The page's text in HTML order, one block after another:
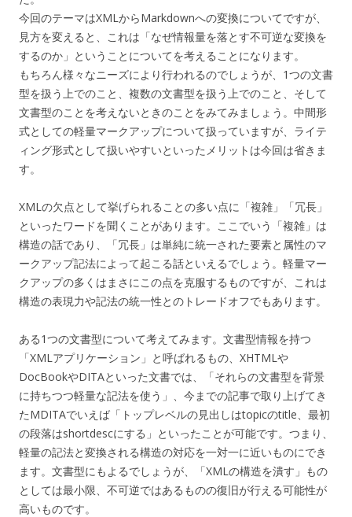
今回のテーマはXMLからMarkdownへの変換についてですが、
見方を変えると、これは「なぜ情報量を落とす不可逆な変換を
するのか」ということについてを考えることになります。
もちろん様々なニーズにより行われるのでしょうが、1つの文書
型を扱う上でのこと、複数の文書型を扱う上でのこと、そして
文書型のことを考えないときのことをみてみましょう。中間形
式としての軽量マークアップについて扱っていますが、ライテ
ィング形式として扱いやすいといったメリットは今回は省きま
す。
XMLの欠点として挙げられることの多い点に「複雑」「冗長」
といったワードを聞くことがあります。ここでいう「複雑」は
構造の話であり、「冗長」は単純に統一された要素と属性のマ
ークアップ記法によって起こる話といえるでしょう。軽量マー
クアップの多くはまさにこの点を克服するものですが、これは
構造の表現力や記法の統一性とのトレードオフでもあります。
ある1つの文書型について考えてみます。文書型情報を持つ
「XMLアプリケーション」と呼ばれるもの、XHTMLや
DocBookやDITAといった文書では、「それらの文書型を背景
に持ちつつ軽量な記法を使う」、今までの記事で取り上げてき
たMDITAでいえば「トップレベルの見出しはtopicのtitle、最初
の段落はshortdescにする」といったことが可能です。つまり、
軽量の記法と変換される構造の対応を一対一に近いものにでき
ます。文書型にもよるでしょうが、「XMLの構造を潰す」もの
としては最小限、不可逆ではあるものの復旧が行える可能性が
高いものです。